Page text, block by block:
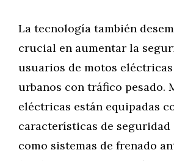
La tecnología también
crucial en aumentar la
usuarios de motos
urbanos con tráfico pesado.
eléctricas están equipadas
características de seguridad
como sistemas de frenado